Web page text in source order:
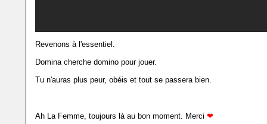
Revenons à l'essentiel.
Domina cherche domino pour jouer.
Tu n'auras plus peur, obéis et tout se passera bien.
Ah La Femme, toujours là au bon moment. Merci ❤︎